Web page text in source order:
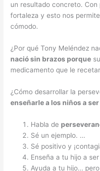
un resultado concreto. Con
fortaleza y esto nos
cómodo.
¿Por qué Tony Meléndez
nació sin brazos porque
medicamento que le
¿Cómo desarrollar la
enseñarle a los niñosa
Habla de
Sé un ejemplo. …
Sé positivo y
Enseña a tu hijo a
Ayuda a tu hijo…